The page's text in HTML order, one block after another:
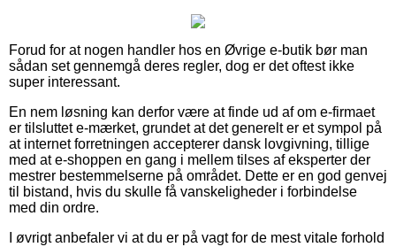
Forud for at nogen handler hos en Øvrige e-butik bør man
sådan set gennemgå deres regler, dog er det oftest ikke
super interessant.
En nem løsning kan derfor være at finde ud af om e-firmaet
er tilsluttet e-mærket, grundet at det generelt er et sympol på
at internet forretningen accepterer dansk lovgivning, tillige
med at e-shoppen en gang i mellem tilses af eksperter der
mestrer bestemmelserne på området. Dette er en god genvej
til bistand, hvis du skulle få vanskeligheder i forbindelse
med din ordre.
I øvrigt anbefaler vi at du er på vagt for de mest vitale forhold